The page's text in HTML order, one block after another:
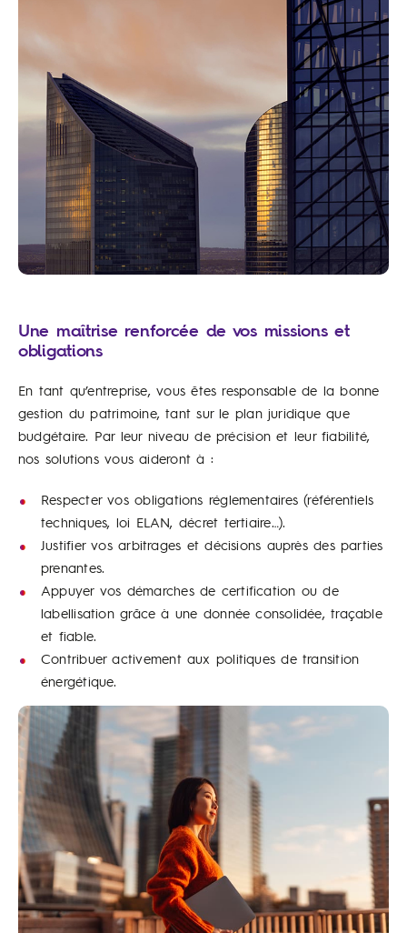
Une maîtrise renforcée de vos missions et
obligations
En tant qu’entreprise, vous êtes responsable de la bonne
gestion du patrimoine, tant sur le plan juridique que
budgétaire. Par leur niveau de précision et leur fiabilité,
nos solutions vous aideront à :
Respecter vos obligations réglementaires (référentiels
techniques, loi ELAN, décret tertiaire…).
Justifier vos arbitrages et décisions auprès des parties
prenantes.
Appuyer vos démarches de certification ou de
labellisation grâce à une donnée consolidée, traçable
et fiable.
Contribuer activement aux politiques de transition
énergétique.